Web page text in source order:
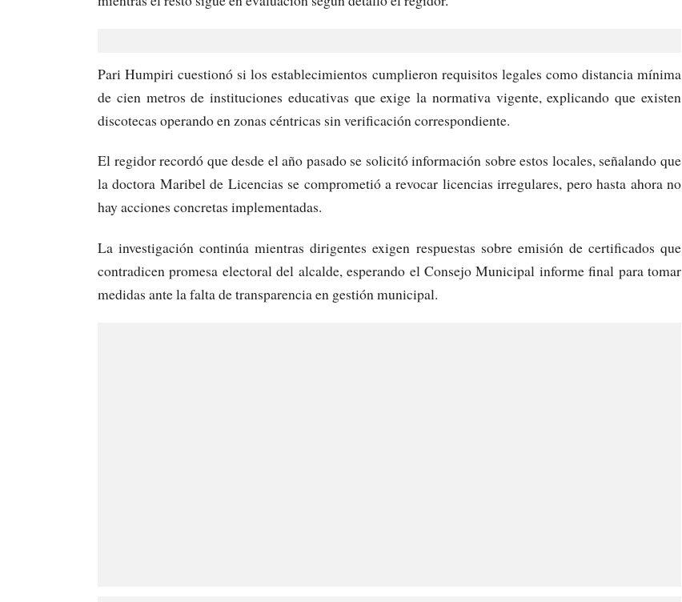
Pari Humpiri cuestionó si los establecimientos cumplieron requisitos legales como distancia mínima
de cien metros de instituciones educativas que exige la normativa vigente, explicando que existen
discotecas operando en zonas céntricas sin verificación correspondiente.
El regidor recordó que desde el año pasado se solicitó información sobre estos locales, señalando que
la doctora Maribel de Licencias se comprometió a revocar licencias irregulares, pero hasta ahora no
hay acciones concretas implementadas.
La investigación continúa mientras dirigentes exigen respuestas sobre emisión de certificados que
contradicen promesa electoral del alcalde, esperando el Consejo Municipal informe final para tomar
medidas ante la falta de transparencia en gestión municipal.